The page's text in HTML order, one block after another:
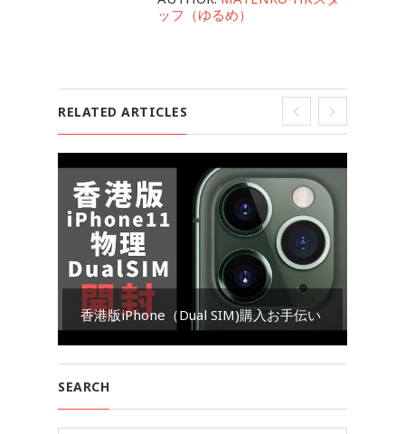
ッフ（ゆるめ）
RELATED ARTICLES
香港版iPhone（Dual SIM)購入お手伝い
SEARCH